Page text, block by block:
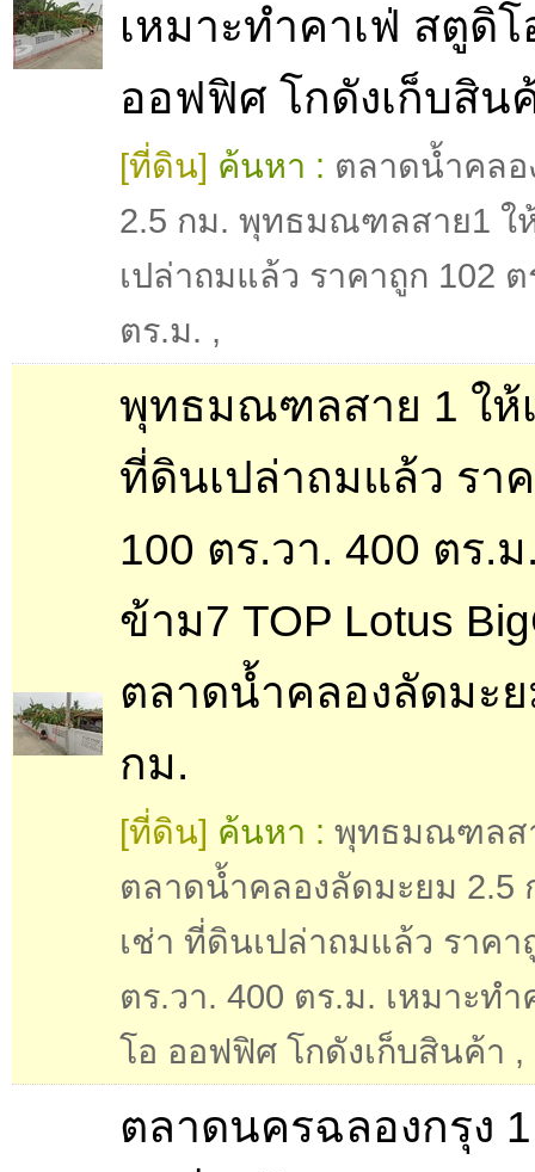
เหมาะทำคาเฟ่ สตูดิโ
ออฟฟิศ โกดังเก็บสิน
[ที่ดิน] ค้นหา : ตลาดน้ำคล
2.5 กม. พุทธมณฑลสาย1 ใ
เปล่าถมแล้ว ราคาถูก 102 ต
ตร.ม. ,
พุทธมณฑลสาย 1 ให้
ที่ดินเปล่าถมแล้ว รา
100 ตร.วา. 400 ตร.
ข้าม7 TOP Lotus
ตลาดน้ำคลองลัดมะ
กม.
[ที่ดิน] ค้นหา : พุทธมณฑลส
ตลาดน้ำคลองลัดมะยม 2.5
เช่า ที่ดินเปล่าถมแล้ว ราคา
ตร.วา. 400 ตร.ม. เหมาะท
โอ ออฟฟิศ โกดังเก็บสินค้า ,
ตลาดนครฉลองกรุง